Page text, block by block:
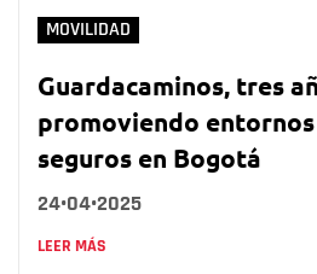
MOVILIDAD
Guardacaminos, tres
promoviendo
seguros en Bogotá
24•04•2025
LEER MÁS